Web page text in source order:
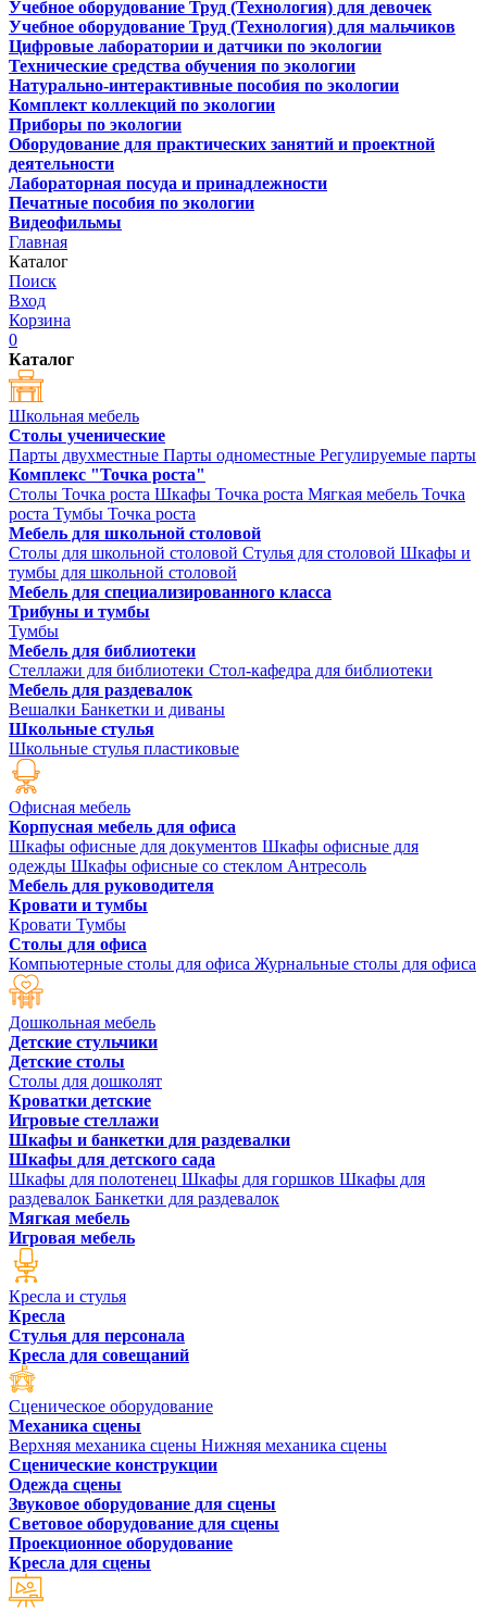
Учебное оборудование Труд (Технология) для девочек
Учебное оборудование Труд (Технология) для мальчиков
Цифровые лаборатории и датчики по экологии
Технические средства обучения по экологии
Натурально-интерактивные пособия по экологии
Комплект коллекций по экологии
Приборы по экологии
Оборудование для практических занятий и проектной
деятельности
Лабораторная посуда и принадлежности
Печатные пособия по экологии
Видеофильмы
Главная
Каталог
Поиск
Вход
Корзина
0
Каталог
Школьная мебель
Столы ученические
Парты двухместные Парты одноместные Регулируемые парты
Комплекс "Точка роста"
Столы Точка роста Шкафы Точка роста Мягкая мебель Точка
роста Тумбы Точка роста
Мебель для школьной столовой
Столы для школьной столовой Стулья для столовой Шкафы и
тумбы для школьной столовой
Мебель для специализированного класса
Трибуны и тумбы
Тумбы
Мебель для библиотеки
Стеллажи для библиотеки Стол-кафедра для библиотеки
Мебель для раздевалок
Вешалки Банкетки и диваны
Школьные стулья
Школьные стулья пластиковые
Офисная мебель
Корпусная мебель для офиса
Шкафы офисные для документов Шкафы офисные для
одежды Шкафы офисные со стеклом Антресоль
Мебель для руководителя
Кровати и тумбы
Кровати Тумбы
Столы для офиса
Компьютерные столы для офиса Журнальные столы для офиса
Дошкольная мебель
Детские стульчики
Детские столы
Столы для дошколят
Кроватки детские
Игровые стеллажи
Шкафы и банкетки для раздевалки
Шкафы для детского сада
Шкафы для полотенец Шкафы для горшков Шкафы для
раздевалок Банкетки для раздевалок
Мягкая мебель
Игровая мебель
Кресла и стулья
Кресла
Стулья для персонала
Кресла для совещаний
Сценическое оборудование
Механика сцены
Верхняя механика сцены Нижняя механика сцены
Сценические конструкции
Одежда сцены
Звуковое оборудование для сцены
Световое оборудование для сцены
Проекционное оборудование
Кресла для сцены